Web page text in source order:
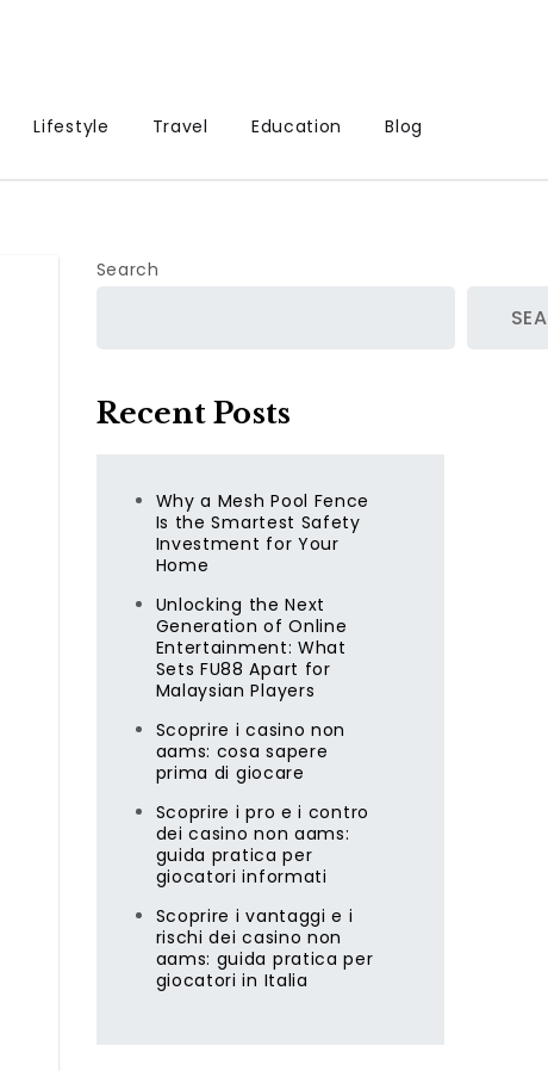
Lifestyle Travel Education Blog
Search
Recent Posts
Why a Mesh Pool Fence
Is the Smartest Safety
Investment for Your
Home
Unlocking the Next
Generation of Online
Entertainment: What
Sets FU88 Apart for
Malaysian Players
Scoprire i casino non
aams: cosa sapere
prima di giocare
Scoprire i pro e i contro
dei casino non aams:
guida pratica per
giocatori informati
Scoprire i vantaggi e i
rischi dei casino non
aams: guida pratica per
giocatori in Italia